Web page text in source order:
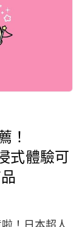
！
式體驗可